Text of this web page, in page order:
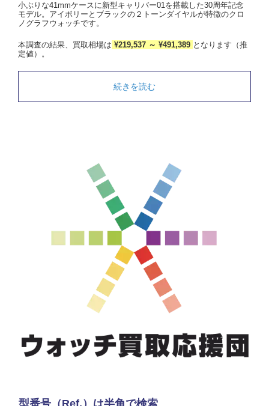
小ぶりな41mmケースに新型キャリバー01を搭載した30周年記念
モデル。アイボリーとブラックの２トーンダイヤルが特徴のクロ
ノグラフウォッチです。
本調査の結果、買取相場は ¥219,537 ～ ¥491,389 となります（推
定値）。
続きを読む
型番号（Ref.）は半角で検索